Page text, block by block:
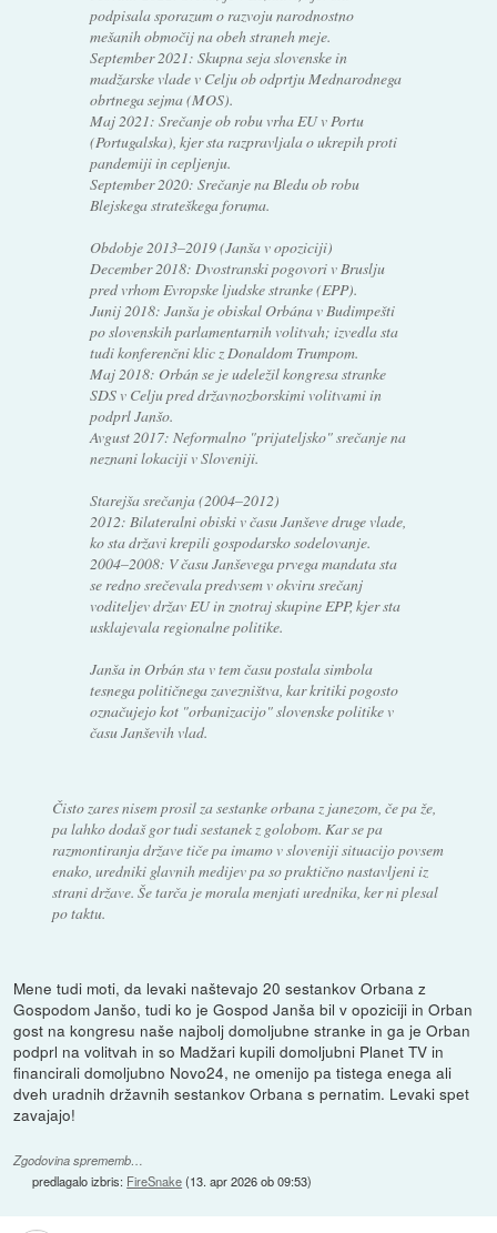
podpisala sporazum o razvoju narodnostno
mešanih območij na obeh straneh meje.
September 2021: Skupna seja slovenske in
madžarske vlade v Celju ob odprtju Mednarodnega
obrtnega sejma (MOS).
Maj 2021: Srečanje ob robu vrha EU v Portu
(Portugalska), kjer sta razpravljala o ukrepih proti
pandemiji in cepljenju.
September 2020: Srečanje na Bledu ob robu
Blejskega strateškega foruma.
Obdobje 2013–2019 (Janša v opoziciji)
December 2018: Dvostranski pogovori v Bruslju
pred vrhom Evropske ljudske stranke (EPP).
Junij 2018: Janša je obiskal Orbána v Budimpešti
po slovenskih parlamentarnih volitvah; izvedla sta
tudi konferenčni klic z Donaldom Trumpom.
Maj 2018: Orbán se je udeležil kongresa stranke
SDS v Celju pred državnozborskimi volitvami in
podprl Janšo.
Avgust 2017: Neformalno "prijateljsko" srečanje na
neznani lokaciji v Sloveniji.
Starejša srečanja (2004–2012)
2012: Bilateralni obiski v času Janševe druge vlade,
ko sta državi krepili gospodarsko sodelovanje.
2004–2008: V času Janševega prvega mandata sta
se redno srečevala predvsem v okviru srečanj
voditeljev držav EU in znotraj skupine EPP, kjer sta
usklajevala regionalne politike.
Janša in Orbán sta v tem času postala simbola
tesnega političnega zavezništva, kar kritiki pogosto
označujejo kot "orbanizacijo" slovenske politike v
času Janševih vlad.
Čisto zares nisem prosil za sestanke orbana z janezom, če pa že,
pa lahko dodaš gor tudi sestanek z golobom. Kar se pa
razmontiranja države tiče pa imamo v sloveniji situacijo povsem
enako, uredniki glavnih medijev pa so praktično nastavljeni iz
strani države. Še tarča je morala menjati urednika, ker ni plesal
po taktu.
Mene tudi moti, da levaki naštevajo 20 sestankov Orbana z
Gospodom Janšo, tudi ko je Gospod Janša bil v opoziciji in Orban
gost na kongresu naše najbolj domoljubne stranke in ga je Orban
podprl na volitvah in so Madžari kupili domoljubni Planet TV in
financirali domoljubno Novo24, ne omenijo pa tistega enega ali
dveh uradnih državnih sestankov Orbana s pernatim. Levaki spet
zavajajo!
Zgodovina sprememb…
predlagalo izbris: FireSnake(13. apr 2026 ob 09:53)